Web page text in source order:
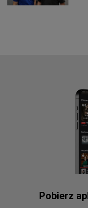
Pobierz